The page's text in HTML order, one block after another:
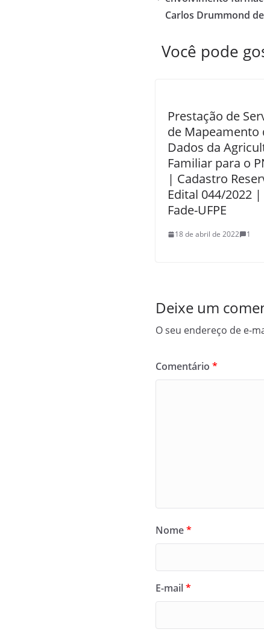
Carlos Drummond
Você pode
Prestação de
de Mapeamento
Dados da
Familiar para o
| Cadastro
Edital 044/2022 |
Fade-UFPE
18 de abril de 2022 1
Deixe um
O seu endereço de e-
Comentário *
Nome*
E-mail*